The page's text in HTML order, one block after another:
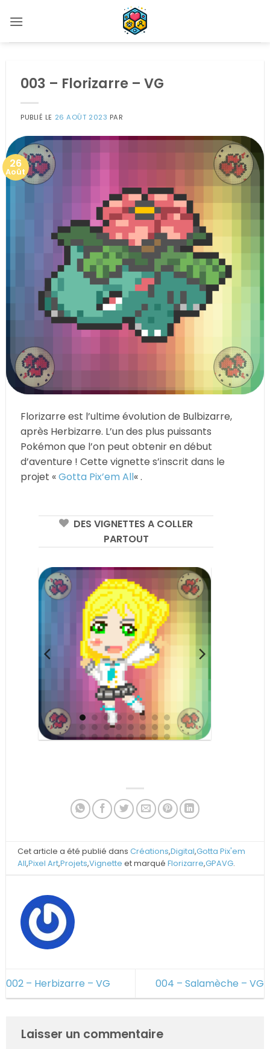
au
003 – Florizarre – VG
PUBLIÉ LE 26 AOÛT 2023 PAR
26
Août
Florizarre est l’ultime évolution de Bulbizarre,
après Herbizarre. L’un des plus puissants
Pokémon que l’on peut obtenir en début
d’aventure ! Cette vignette s’inscrit dans le
projet «Gotta Pix’em All« .
DES VIGNETTES A COLLER
PARTOUT
Cet article a été publié dansCréations,Digital,Gotta Pix'em
All,Pixel Art,Projets,Vignette et marquéFlorizarre,GPAVG.
002 – Herbizarre – VG 004 – Salamèche – VG
Laisser un commentaire